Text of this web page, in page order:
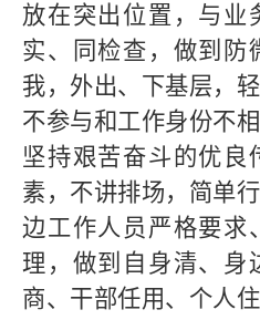
放在突出位置，与业
实、同检查，做到防
我，外出、下基层，
不参与和工作身份不
坚持艰苦奋斗的优良
素，不讲排场，简单
边工作人员严格要求
理，做到自身清、身
商、干部任用、个人